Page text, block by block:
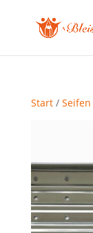
Start/ Seifen